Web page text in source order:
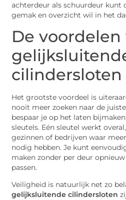
achterdeur als schuurdeur kunt
gemak en overzicht wil in het
De voordelen
cilindersloten
Het grootste voordeel is
nooit meer zoeken naar de
bespaar je op het laten
sleutels. Eén sleutel werkt
gezinnen of bedrijven waar
nodig hebben. Je kunt
maken zonder per deur
passen.
Veiligheid is natuurlijk net zo
gelijksluitende cilindersloten